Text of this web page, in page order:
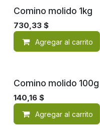
Comino molido 1kg
730,33 $
Agregar al carrito
Comino molido 100g
140,16 $
Agregar al carrito